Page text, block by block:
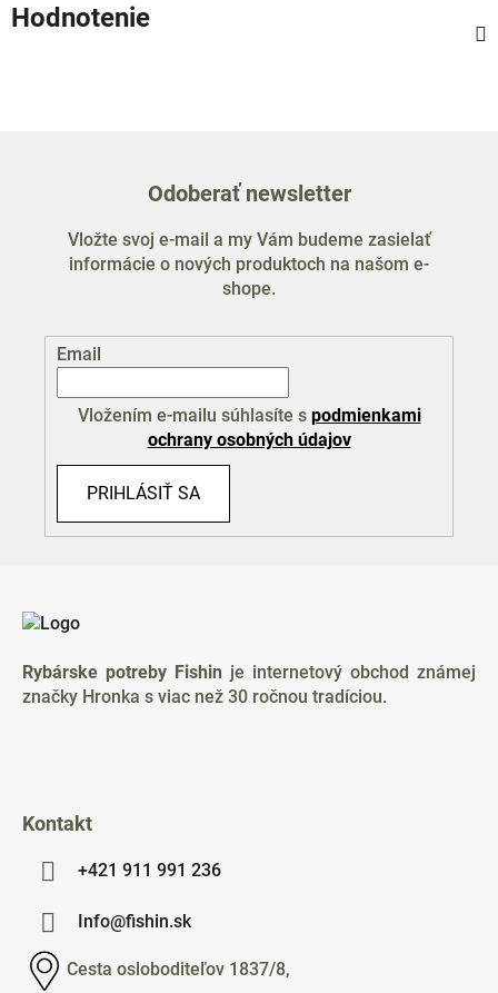
Hodnotenie
Odoberať newsletter
Vložte svoj e-mail a my Vám budeme zasielať
informácie o nových produktoch na našom e-
shope.
Email
Vložením e-mailu súhlasíte s podmienkami
ochrany osobných údajov
PRIHLÁSIŤ SA
Rybárske potreby Fishin je internetový obchod známej
značky Hronka s viac než 30 ročnou tradíciou.
Kontakt
+421 911 991 236
Info@fishin.sk
Cesta osloboditeľov 1837/8,